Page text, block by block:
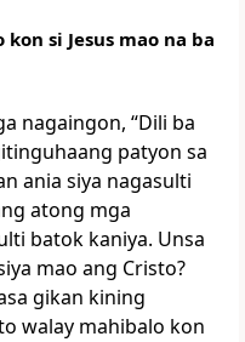
si Jesus mao na ba
nagaingon, “Dili ba
patyon sa
ania siya nagasulti
atong mga
batok kaniya. Unsa
mao ang Cristo?
gikan kining
walay mahibalo kon